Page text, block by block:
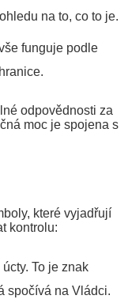
na to, co to je.
funguje podle
odpovědnosti za
moc je spojena s
které vyjadřují
kontrolu:
To je znak
spočívá na Vládci.